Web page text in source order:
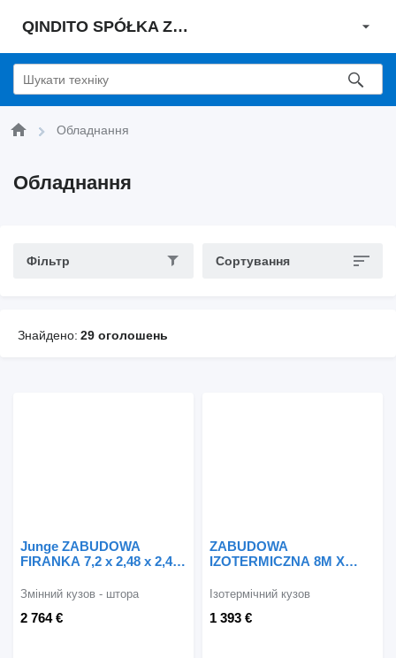
QINDITO SPÓŁKA Z OGRANICZONĄ ODPOWIEDZIALNOŚCIĄ
Обладнання
Обладнання
Фільтр Сортування
Знайдено: 29 оголошень
Junge ZABUDOWA
FIRANKA 7,2 x 2,48 x 2,4
2 764 €
Змінний кузов - штора
ZABUDOWA
IZOTERMICZNA 8M X
1 393 €
Ізотермічний кузов